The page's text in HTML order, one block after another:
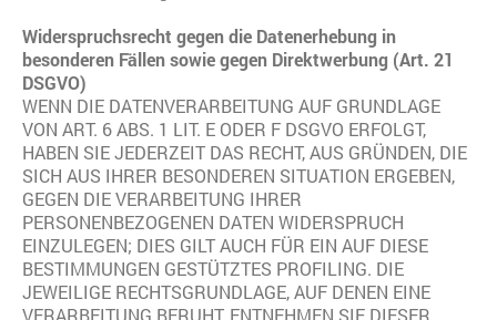
Widerspruchsrecht gegen die Datenerhebung in
besonderen Fällen sowie gegen Direktwerbung (Art. 21
DSGVO)
WENN DIE DATENVERARBEITUNG AUF GRUNDLAGE
VON ART. 6 ABS. 1 LIT. E ODER F DSGVO ERFOLGT,
HABEN SIE JEDERZEIT DAS RECHT, AUS GRÜNDEN, DIE
SICH AUS IHRER BESONDEREN SITUATION ERGEBEN,
GEGEN DIE VERARBEITUNG IHRER
PERSONENBEZOGENEN DATEN WIDERSPRUCH
EINZULEGEN; DIES GILT AUCH FÜR EIN AUF DIESE
BESTIMMUNGEN GESTÜTZTES PROFILING. DIE
JEWEILIGE RECHTSGRUNDLAGE, AUF DENEN EINE
VERARBEITUNG BERUHT, ENTNEHMEN SIE DIESER